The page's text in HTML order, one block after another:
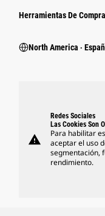
Herramientas De Compra
North America ‧
warning
Redes Sociales
Las Cookies Son
Para habilitar
aceptar el uso
segmentación,
rendimiento.